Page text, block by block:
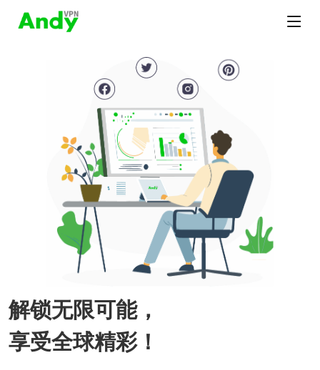
解锁无限可能，
享受全球精彩！